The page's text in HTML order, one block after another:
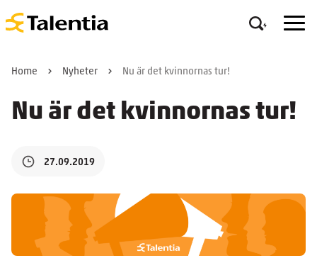
Home Nyheter Nu är det kvinnornas tur!
Nu är det kvinnornas tur!
27.09.2019